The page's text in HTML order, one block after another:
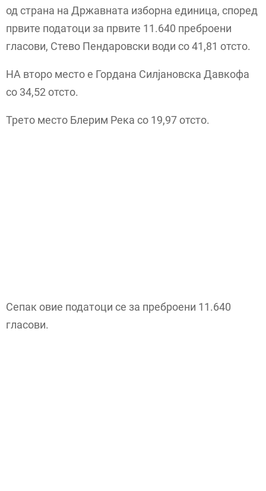
од страна на Државната изборна единица, според
првите податоци за првите 11.640 преброени
гласови, Стево Пендаровски води со 41,81 отсто.
НА второ место е Гордана Силјановска Давкофа
со 34,52 отсто.
Трето место Блерим Река со 19,97 отсто.
Сепак овие податоци се за преброени 11.640
гласови.